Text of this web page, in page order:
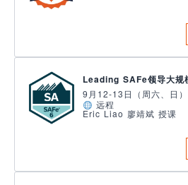
Leading SAFe领导大规
9月12-13日（周六、日）
远程
Eric Liao 廖靖斌 授课